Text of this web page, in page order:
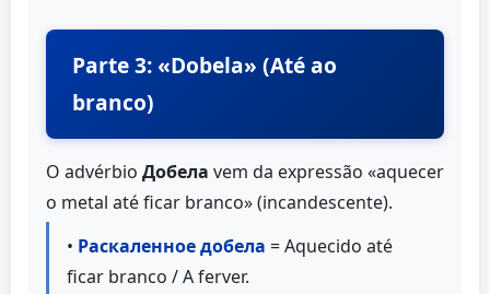
Parte 3: «Dobela» (Até ao
branco)
O advérbio Добела vem da expressão «aquecer
o metal até ficar branco» (incandescente).
• Раскаленное добела = Aquecido até
ficar branco / A ferver.